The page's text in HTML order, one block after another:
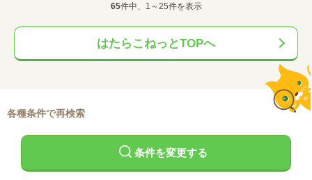
65件中、1～25件を表示
はたらこねっとTOPへ
各種条件で再検索
条件を変更する